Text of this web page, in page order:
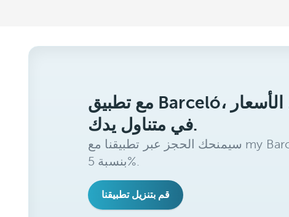
مع تطبيق Barceló، ستحصل على أفضل الأسعار
في متناول يدك.
سيمنحك الحجز عبر تطبيقنا مع my Barceló Benefits خصمًا إضافيًا
بنسبة 5%.
قم بتنزيل تطبيقنا